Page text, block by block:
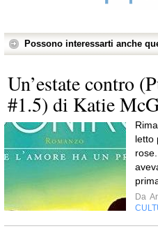
Possono interessarti anche
Un’estate contro
#1.5) di Katie
letto
Da